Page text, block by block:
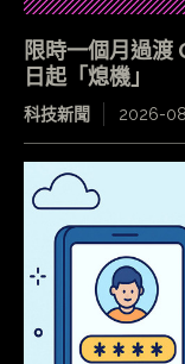
限時一個月過
日起「熄機」
科技新聞 2026-